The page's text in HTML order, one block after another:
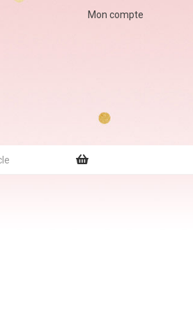
Mon compte